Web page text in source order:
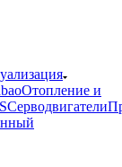
Отопление и
Cерводвигатели